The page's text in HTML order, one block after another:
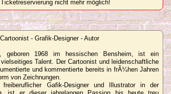
nicht mehr möglich!
- Grafik-Designer - Autor
geboren 1968 im hessischen Bensheim, ist ein
Talent. Der Cartoonist und leidenschaftliche
und kommentierte bereits in frÃ¼hen Jahren
von Zeichnungen.
Gafik-Designer und Illustrator in der